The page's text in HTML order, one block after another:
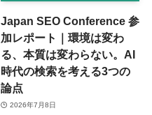
Japan SEO Conference 参
加レポート｜環境は変わ
る、本質は変わらない。AI
時代の検索を考える3つの
論点
2026年7月8日